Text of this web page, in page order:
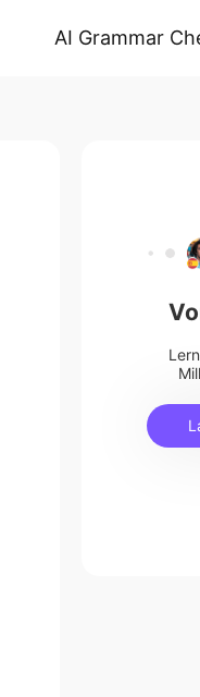
AI Grammar